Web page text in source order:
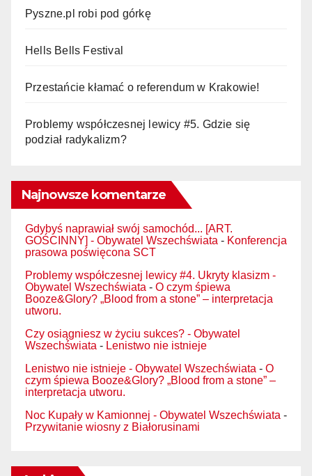
Pyszne.pl robi pod górkę
Hells Bells Festival
Przestańcie kłamać o referendum w Krakowie!
Problemy współczesnej lewicy #5. Gdzie się
podział radykalizm?
Najnowsze komentarze
Gdybyś naprawiał swój samochód... [ART.
GOŚCINNY] - Obywatel Wszechświata - Konferencja
prasowa poświęcona SCT
Problemy współczesnej lewicy #4. Ukryty klasizm -
Obywatel Wszechświata - O czym śpiewa
Booze&Glory? „Blood from a stone” – interpretacja
utworu.
Czy osiągniesz w życiu sukces? - Obywatel
Wszechświata - Lenistwo nie istnieje
Lenistwo nie istnieje - Obywatel Wszechświata - O
czym śpiewa Booze&Glory? „Blood from a stone” –
interpretacja utworu.
Noc Kupały w Kamionnej - Obywatel Wszechświata -
Przywitanie wiosny z Białorusinami